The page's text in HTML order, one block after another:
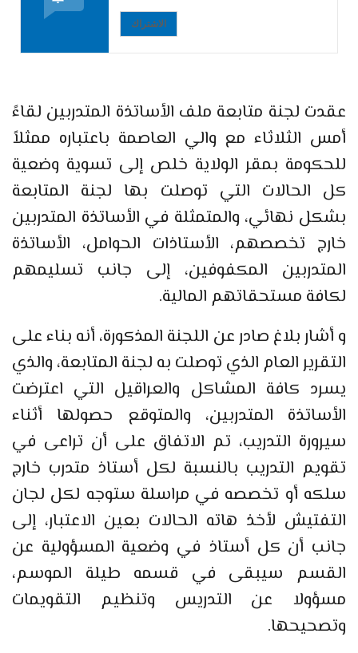
الاشتراك
عقدت لجنة متابعة ملف الأساتذة المتدربين لقاءً
أمس الثلاثاء مع والي العاصمة باعتباره ممثلاً
للحكومة بمقر الولاية خلص إلى تسوية وضعية
كل الحالات التي توصلت بها لجنة المتابعة
بشكل نهائي، والمتمثلة في الأساتذة المتدربين
خارج تخصصهم، الأستاذات الحوامل، الأساتذة
المتدربين المكفوفين، إلى جانب تسليمهم
لكافة مستحقاتهم المالية.
و أشار بلاغ صادر عن اللجنة المذكورة، أنه بناء على
التقرير العام الذي توصلت به لجنة المتابعة، والذي
يسرد كافة المشاكل والعراقيل التي اعترضت
الأساتذة المتدربين، والمتوقع حصولها أثناء
سيرورة التدريب، تم الاتفاق على أن تراعى في
تقويم التدريب بالنسبة لكل أستاذ متدرب خارج
سلكه أو تخصصه في مراسلة ستوجه لكل لجان
التفتيش ﻷخذ هاته الحالات بعين الاعتبار، إلى
جانب أن كل أستاذ في وضعية المسؤولية عن
القسم سيبقى في قسمه طيلة الموسم،
مسؤولا عن التدريس وتنظيم التقويمات
وتصحيحها.